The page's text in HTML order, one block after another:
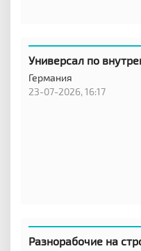
Универсал по
Германия
23-07-2026, 16:17
Разнорабочие на